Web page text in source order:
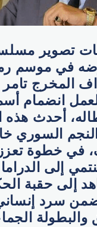
تصوير
في موسم
المخرج
انضمام
أحدث هذه
السوري
خطوة
إلى
إلى حقبة
سرد